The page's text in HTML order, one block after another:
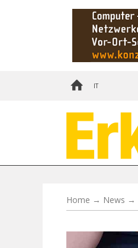
IT
Home → News →